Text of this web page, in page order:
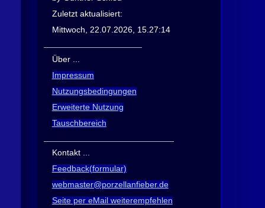
Zuletzt aktualisiert:
Mittwoch, 22.07.2026, 15.27:14
Über ...
Impressum
Nutzungsbedingungen
Erweiterte Nutzung
Tauschbereich
Kontakt ...
Feedback(formular)
webmaster@porzellanfieber.de
Seite per eMail weiterempfehlen